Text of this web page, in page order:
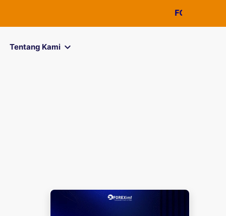
FOREXimf
Tentang Kami